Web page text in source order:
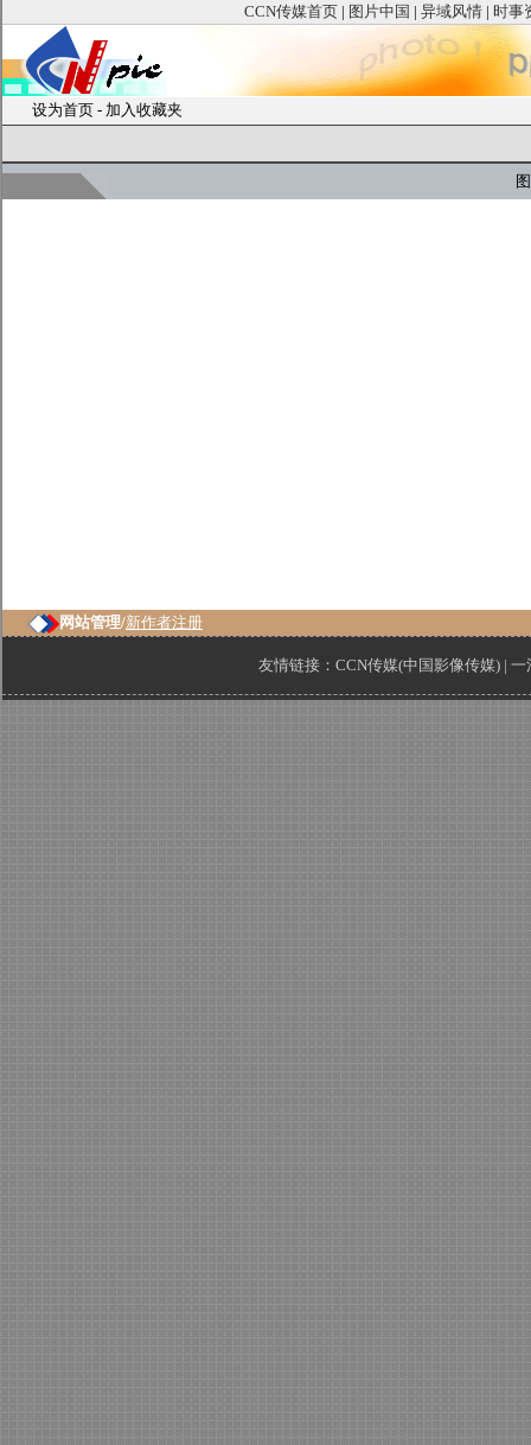
CCN传媒首页 | 图片中国 | 异域风情 | 时事
设为首页 - 加入收藏夹
图
网站管理/新作者注册
友情链接： CCN传媒(中国影像传媒) | 一